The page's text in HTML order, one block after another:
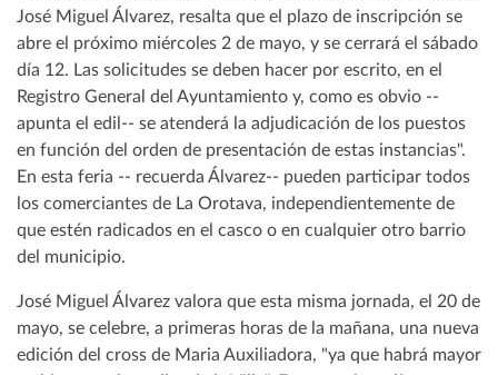
José Miguel Álvarez, resalta que el plazo de inscripción se
abre el próximo miércoles 2 de mayo, y se cerrará el sábado
día 12. Las solicitudes se deben hacer por escrito, en el
Registro General del Ayuntamiento y, como es obvio --
apunta el edil-- se atenderá la adjudicación de los puestos
en función del orden de presentación de estas instancias".
En esta feria -- recuerda Álvarez-- pueden participar todos
los comerciantes de La Orotava, independientemente de
que estén radicados en el casco o en cualquier otro barrio
del municipio.
José Miguel Álvarez valora que esta misma jornada, el 20 de
mayo, se celebre, a primeras horas de la mañana, una nueva
edición del cross de Maria Auxiliadora, "ya que habrá mayor